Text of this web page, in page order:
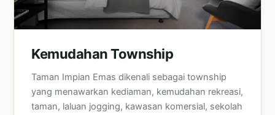
Kemudahan Township
Taman Impian Emas dikenali sebagai township
yang menawarkan kediaman, kemudahan rekreasi,
taman, laluan jogging, kawasan komersial, sekolah